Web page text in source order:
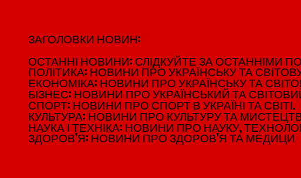
ЗАГОЛОВКИ НОВИН:
ОСТАННІ НОВИНИ: СЛІДКУЙТЕ ЗА ОСТАННІМИ
ПОЛІТИКА: НОВИНИ ПРО УКРАЇНСЬКУ ТА
ЕКОНОМІКА: НОВИНИ ПРО УКРАЇНСЬКУ ТА
БІЗНЕС: НОВИНИ ПРО УКРАЇНСЬКИЙ ТА
СПОРТ: НОВИНИ ПРО СПОРТ В УКРАЇНІ ТА СВІТІ.
КУЛЬТУРА: НОВИНИ ПРО КУЛЬТУРУ ТА
НАУКА І ТЕХНІКА: НОВИНИ ПРО НАУКУ,
ЗДОРОВ'Я: НОВИНИ ПРО ЗДОРОВ'Я ТА МЕДИЦИ
ЗАГОЛОВКИ НОВИН:
ОСТАННІ НОВИНИ: СЛІДКУЙТЕ ЗА ОСТАННІМИ
ПОЛІТИКА: НОВИНИ ПРО УКРАЇНСЬКУ ТА
ЕКОНОМІКА: НОВИНИ ПРО УКРАЇНСЬКУ ТА
БІЗНЕС: НОВИНИ ПРО УКРАЇНСЬКИЙ ТА
СПОРТ: НОВИНИ ПРО СПОРТ В УКРАЇНІ ТА СВІТІ.
КУЛЬТУРА: НОВИНИ ПРО КУЛЬТУРУ ТА
НАУКА І ТЕХНІКА: НОВИНИ ПРО НАУКУ,
ЗДОРОВ'Я: НОВИНИ ПРО ЗДОРОВ'Я ТА МЕДИЦИ